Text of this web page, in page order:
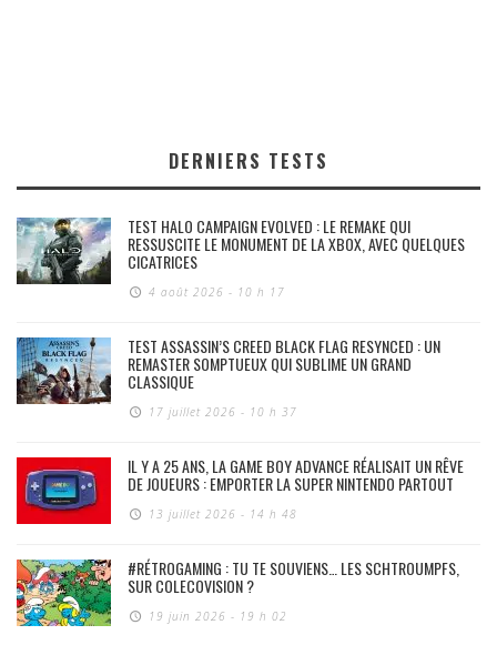
DERNIERS TESTS
TEST HALO CAMPAIGN EVOLVED : LE REMAKE QUI
RESSUSCITE LE MONUMENT DE LA XBOX, AVEC QUELQUES
CICATRICES
4 août 2026 - 10 h 17
TEST ASSASSIN’S CREED BLACK FLAG RESYNCED : UN
REMASTER SOMPTUEUX QUI SUBLIME UN GRAND
CLASSIQUE
17 juillet 2026 - 10 h 37
IL Y A 25 ANS, LA GAME BOY ADVANCE RÉALISAIT UN RÊVE
DE JOUEURS : EMPORTER LA SUPER NINTENDO PARTOUT
13 juillet 2026 - 14 h 48
#RÉTROGAMING : TU TE SOUVIENS… LES SCHTROUMPFS,
SUR COLECOVISION ?
19 juin 2026 - 19 h 02